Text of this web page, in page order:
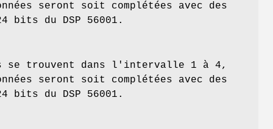
seront soit complétées avec des
du DSP 56001.
se trouvent dans l'intervalle 1 à 4,
seront soit complétées avec des
du DSP 56001.